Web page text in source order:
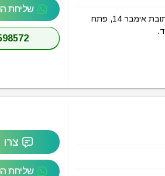
הכל אודות ספורט פאנל פתח תקווה (SportPanel Petah Tikva) בכתובת אימבר 14, פתח
שליחת
שליחת